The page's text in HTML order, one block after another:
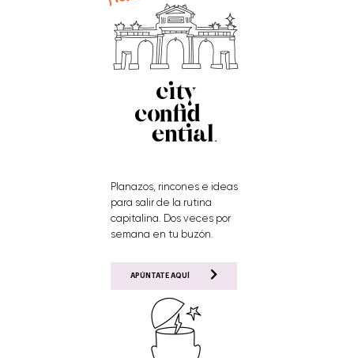
Planazos, rincones e ideas
para salir de la rutina
capitalina. Dos veces por
semana en tu buzón.
APÚNTATE AQUÍ